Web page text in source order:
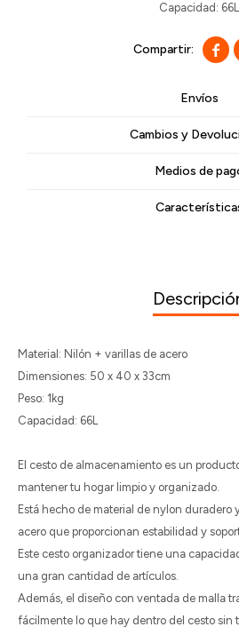
Capacidad: 66L

Envíos
Cambios y
Medios de
Material: Nilón + varillas de acero
Dimensiones: 50 x 40 x 33cm
Peso: 1kg
Capacidad: 66L
El cesto de almacenamiento es un
mantener tu hogar limpio y organizado.
Está hecho de material de nylon duradero
acero que proporcionan estabilidad y
Este cesto organizador tiene una
una gran cantidad de artículos.
Además, el diseño con ventada de malla
fácilmente lo que hay dentro del cesto sin